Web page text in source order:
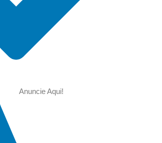
Anuncie Aqui!